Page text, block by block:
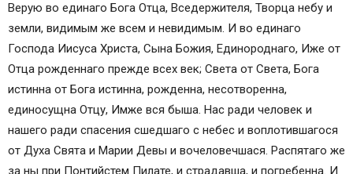
Верую во единаго Бога Отца, Вседержителя, Творца небу и
земли, видимым же всем и невидимым. И во единаго
Господа Иисуса Христа, Сына Божия, Единороднаго, Иже от
Отца рожденнаго прежде всех век; Света от Света, Бога
истинна от Бога истинна, рожденна, несотворенна,
единосущна Отцу, Имже вся быша. Нас ради человек и
нашего ради спасения сшедшаго с небес и воплотившагося
от Духа Свята и Марии Девы и вочеловечшася. Распятаго же
за ны при Понтийстем Пилате, и страдавша, и погребенна. И